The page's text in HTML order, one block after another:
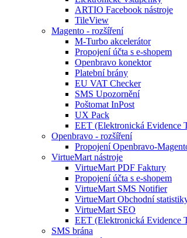
ARTIO Facebook nástroje
TileView
Magento - rozšíření
M-Turbo akcelerátor
Propojení účta s e-shopem
Openbravo konektor
Platební brány
EU VAT Checker
SMS Upozornění
Poštomat InPost
UX Pack
EET (Elektronická Evidence
Openbravo - rozšíření
Propojení Openbravo-
VirtueMart nástroje
VirtueMart PDF Faktury
Propojení účta s e-shopem
VirtueMart SMS Notifier
VirtueMart Obchodní
VirtueMart SEO
EET (Elektronická Evidence
SMS brána